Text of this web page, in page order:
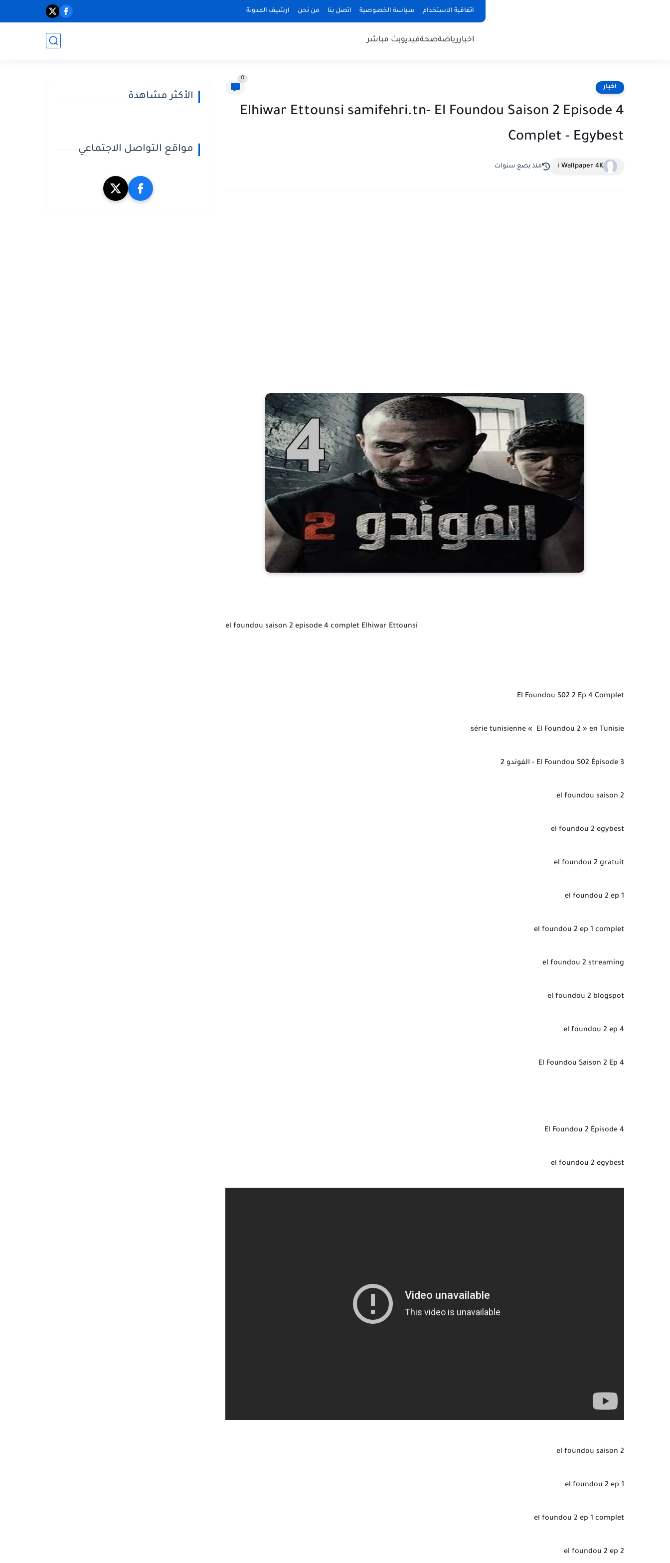
اتفاقية الاستخدام سياسة الخصوصية اتصل بنا من نحن ارشيف المدونة
اخباررياضةصحةفيديوبث مباشر
اخبار
0
Elhiwar Ettounsi samifehri.tn- El Foundou Saison 2 Episode 4
Complet - Egybest
i Wallpaper 4K منذ بضع سنوات
el foundou saison 2 episode 4 complet Elhiwar Ettounsi
El Foundou S02 2 Ep 4 Complet
série tunisienne « El Foundou 2 » en Tunisie
El Foundou S02 Épisode 3 - الفوندو 2
el foundou saison 2
el foundou 2 egybest
el foundou 2 gratuit
el foundou 2 ep 1
el foundou 2 ep 1 complet
el foundou 2 streaming
el foundou 2 blogspot
el foundou 2 ep 4
El Foundou Saison 2 Ep 4
El Foundou 2 Épisode 4
el foundou 2 egybest
el foundou saison 2
el foundou 2 ep 1
el foundou 2 ep 1 complet
el foundou 2 ep 2
الأكثر مشاهدة
مواقع التواصل الاجتماعي